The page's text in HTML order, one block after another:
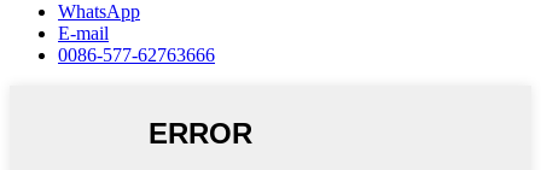
WhatsApp
E-mail
0086-577-62763666